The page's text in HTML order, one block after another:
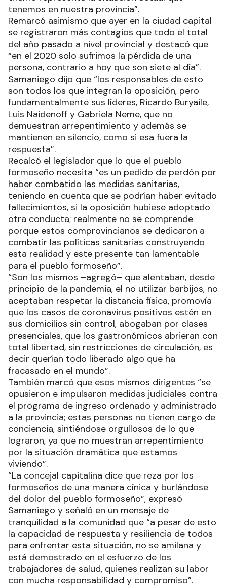
tenemos en nuestra provincia”.
Remarcó asimismo que ayer en la ciudad capital
se registraron más contagios que todo el total
del año pasado a nivel provincial y destacó que
“en el 2020 solo sufrimos la pérdida de una
persona, contrario a hoy que son siete al día”.
Samaniego dijo que “los responsables de esto
son todos los que integran la oposición, pero
fundamentalmente sus líderes, Ricardo Buryaile,
Luis Naidenoff y Gabriela Neme, que no
demuestran arrepentimiento y además se
mantienen en silencio, como si esa fuera la
respuesta”.
Recalcó el legislador que lo que el pueblo
formoseño necesita “es un pedido de perdón por
haber combatido las medidas sanitarias,
teniendo en cuenta que se podrían haber evitado
fallecimientos, si la oposición hubiese adoptado
otra conducta; realmente no se comprende
porque estos comprovincianos se dedicaron a
combatir las políticas sanitarias construyendo
esta realidad y este presente tan lamentable
para el pueblo formoseño”.
“Son los mismos –agregó– que alentaban, desde
principio de la pandemia, el no utilizar barbijos, no
aceptaban respetar la distancia física, promovía
que los casos de coronavirus positivos estén en
sus domicilios sin control, abogaban por clases
presenciales, que los gastronómicos abrieran con
total libertad, sin restricciones de circulación, es
decir querían todo liberado algo que ha
fracasado en el mundo”.
También marcó que esos mismos dirigentes “se
opusieron e impulsaron medidas judiciales contra
el programa de ingreso ordenado y administrado
a la provincia; estas personas no tienen cargo de
conciencia, sintiéndose orgullosos de lo que
lograron, ya que no muestran arrepentimiento
por la situación dramática que estamos
viviendo”.
“La concejal capitalina dice que reza por los
formoseños de una manera cínica y burlándose
del dolor del pueblo formoseño”, expresó
Samaniego y señaló en un mensaje de
tranquilidad a la comunidad que “a pesar de esto
la capacidad de respuesta y resiliencia de todos
para enfrentar esta situación, no se amilana y
está demostrado en el esfuerzo de los
trabajadores de salud, quienes realizan su labor
con mucha responsabilidad y compromiso”.